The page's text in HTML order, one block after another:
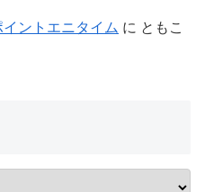
ントエニタイム に ともこ